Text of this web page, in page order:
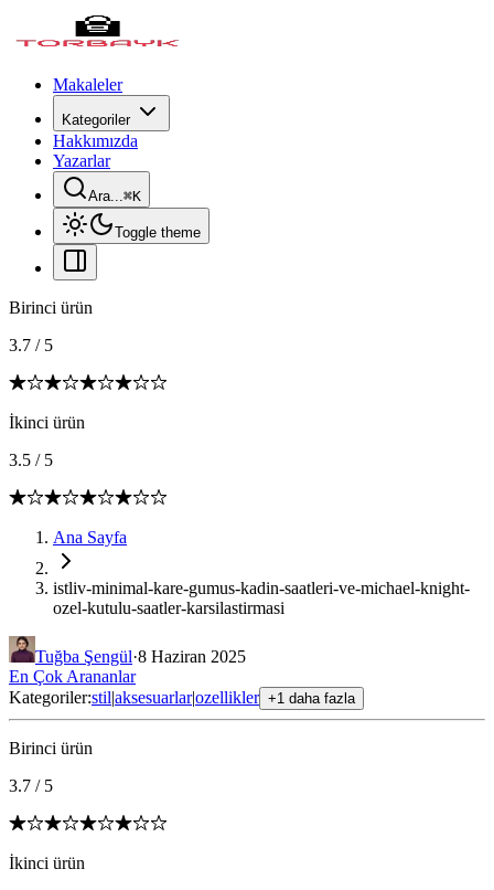
Makaleler
Kategoriler
Hakkımızda
Yazarlar
Ara...⌘K
Toggle theme
Birinci ürün
3.7 / 5
İkinci ürün
3.5 / 5
Ana Sayfa
istliv-minimal-kare-gumus-kadin-saatleri-ve-michael-knight-
ozel-kutulu-saatler-karsilastirmasi
Tuğba Şengül·8 Haziran 2025
En Çok Arananlar
Kategoriler:stil|aksesuarlar|ozellikler +1 daha fazla
Birinci ürün
3.7 / 5
İkinci ürün